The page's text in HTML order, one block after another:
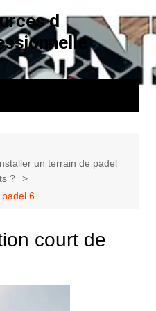
d
un terrain de padel
?
6
court de